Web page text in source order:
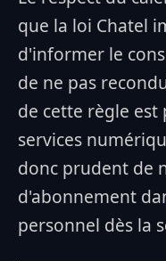
que la loi Chatel
d'informer le
de ne pas
de cette règle
services
donc prudent de
d'abonnement
personnel dès la